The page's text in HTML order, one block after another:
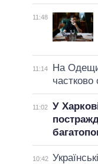
11:48
11:14
На
11:02
У
10:42